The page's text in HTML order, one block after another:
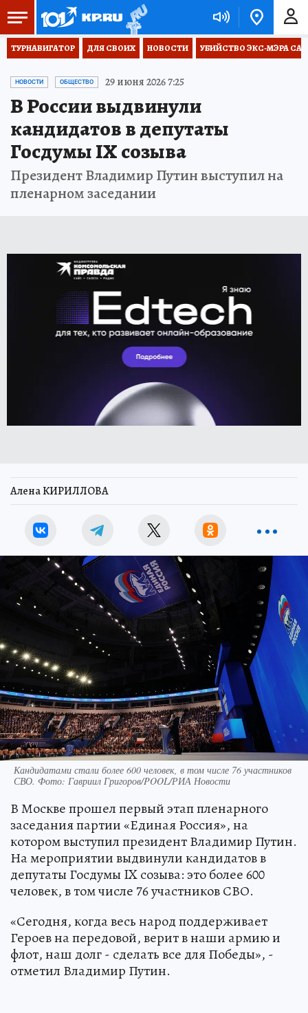
ТУРНАВИГАТОР ДЛЯ СВОИХ НОВОСТИ УБИЙСТВО ЭКС-МЭРА
НОВОСТИ ОБЩЕСТВО 29 июня 2026 7:25
В России выдвинули
кандидатов в депутаты
Госдумы IX созыва
Президент Владимир Путин выступил на
пленарном заседании
Алена КИРИЛЛОВА
Кандидатами стали более 600 человек, в том числе 76 участников
СВО. Фото: Гавриил Григоров/POOL/РИА Новости
В Москве прошел первый этап пленарного
заседания партии «Единая Россия», на
котором выступил президент Владимир Путин.
На мероприятии выдвинули кандидатов в
депутаты Госдумы IX созыва: это более 600
человек, в том числе 76 участников СВО.
«Сегодня, когда весь народ поддерживает
Героев на передовой, верит в наши армию и
флот, наш долг - сделать все для Победы», -
отметил Владимир Путин.